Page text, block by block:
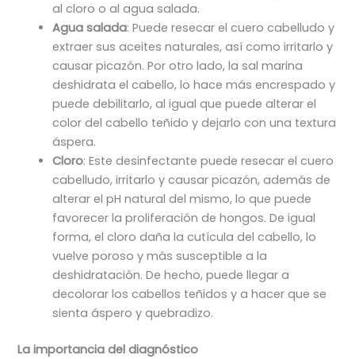
al cloro o al agua salada.
Agua salada: Puede resecar el cuero cabelludo y
extraer sus aceites naturales, así como irritarlo y
causar picazón. Por otro lado, la sal marina
deshidrata el cabello, lo hace más encrespado y
puede debilitarlo, al igual que puede alterar el
color del cabello teñido y dejarlo con una textura
áspera.
Cloro: Este desinfectante puede resecar el cuero
cabelludo, irritarlo y causar picazón, además de
alterar el pH natural del mismo, lo que puede
favorecer la proliferación de hongos. De igual
forma, el cloro daña la cutícula del cabello, lo
vuelve poroso y más susceptible a la
deshidratación. De hecho, puede llegar a
decolorar los cabellos teñidos y a hacer que se
sienta áspero y quebradizo.
La importancia del diagnóstico